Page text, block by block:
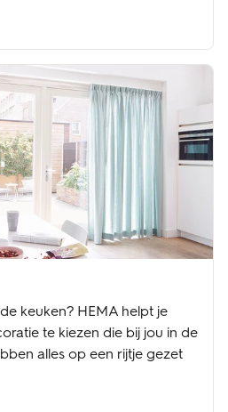
keuken? HEMA helpt je
te kiezen die bij jou in de
alles op een rijtje gezet